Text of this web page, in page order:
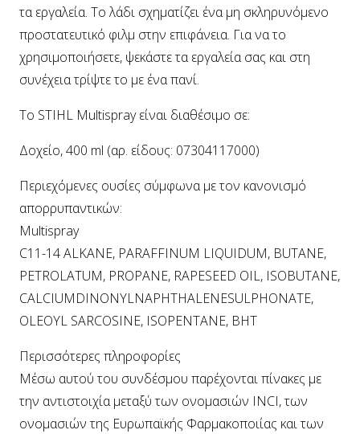
τα εργαλεία. Το λάδι σχηματίζει ένα μη σκληρυνόμενο
προστατευτικό φιλμ στην επιφάνεια. Για να το
χρησιμοποιήσετε, ψεκάστε τα εργαλεία σας και στη
συνέχεια τρίψτε το με ένα πανί.
Το STIHL Multispray είναι διαθέσιμο σε:
Δοχείο, 400 ml (αρ. είδους: 07304117000)
Περιεχόμενες ουσίες σύμφωνα με τον κανονισμό
απορρυπαντικών:
Multispray
C11-14 ALKANE, PARAFFINUM LIQUIDUM, BUTANE,
PETROLATUM, PROPANE, RAPESEED OIL, ISOBUTANE,
CALCIUMDINONYLNAPHTHALENESULPHONATE,
OLEOYL SARCOSINE, ISOPENTANE, BHT
Περισσότερες πληροφορίες
Μέσω αυτού του συνδέσμου παρέχονται πίνακες με
την αντιστοιχία μεταξύ των ονομασιών INCI, των
ονομασιών της Ευρωπαϊκής Φαρμακοποιίας και των